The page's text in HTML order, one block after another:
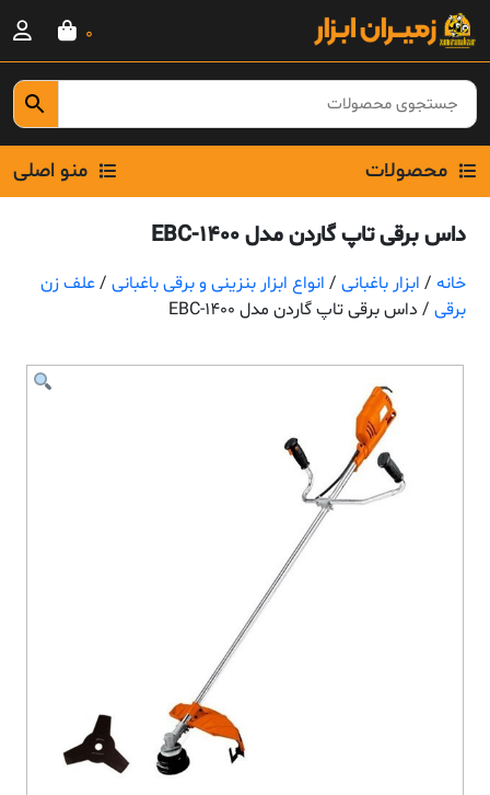
Skip
content
0
محصولات منو اصلی
داس برقی تاپ گاردن مدل EBC-1400
خانه / ابزار باغبانی / انواع ابزار بنزینی و برقی باغبانی /علف زن
برقی / داس برقی تاپ گاردن مدل EBC-1400